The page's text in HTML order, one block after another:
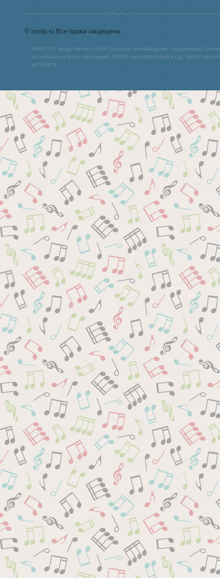
© imslp.ru Все права защищены
IMSLP.RU представляет собой большой нотный архив, содержащий
музыкальных школ, колледжей, ВУЗов, консерваторий и т.д.,
устройств.